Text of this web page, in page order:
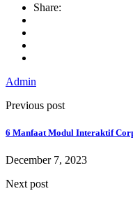
Share:
Admin
Previous post
6 Manfaat Modul Interaktif
December 7, 2023
Next post